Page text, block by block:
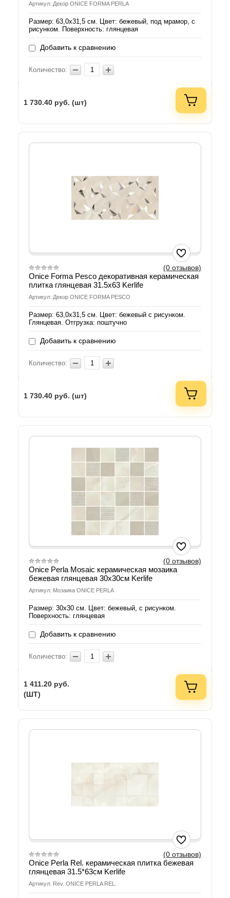
Артикул: Декор ONICE FORMA PERLA
Размер: 63,0х31,5 см. Цвет: бежевый, под мрамор, с
рисунком. Поверхность: глянцевая
Добавить к сравнению
Количество:
1 730.40 руб. (шт)
(0 отзывов)
Onice Forma Pesco декоративная керамическая
плитка глянцевая 31.5х63 Kerlife
Артикул: Декор ONICE FORMA PESCO
Размер: 63,0х31,5 см. Цвет: бежевый с рисунком.
Глянцевая. Отгрузка: поштучно
Добавить к сравнению
Количество:
1 730.40 руб. (шт)
(0 отзывов)
Onice Perla Mosaic керамическая мозаика
бежевая глянцевая 30x30см Kerlife
Артикул: Мозаика ONICE PERLA
Размер: 30х30 см. Цвет: бежевый, с рисунком.
Поверхность: глянцевая
Добавить к сравнению
Количество:
1 411.20 руб.
(ШТ)
(0 отзывов)
Onice Perla Rel. керамическая плитка бежевая
глянцевая 31.5*63см Kerlife
Артикул: Rev. ONICE PERLA REL.